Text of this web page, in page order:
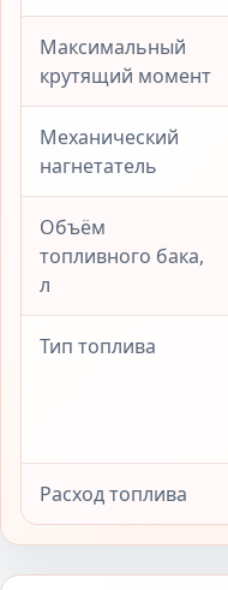
Максимальный
крутящий момент
Механический
нагнетатель
Объём
топливного бака,
л
Тип топлива
Расход топлива